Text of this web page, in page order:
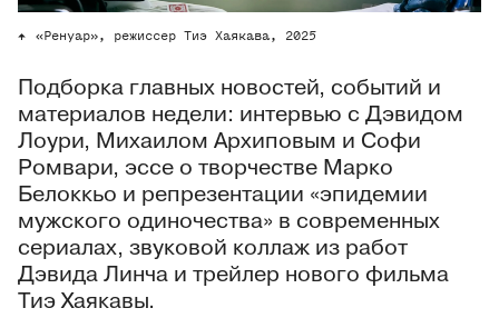
«Ренуар», режиссер Тиэ Хаякава, 2025
Подборка главных новостей, событий и
материалов недели: интервью с Дэвидом
Лоури, Михаилом Архиповым и Софи
Ромвари, эссе о творчестве Марко
Белоккьо и репрезентации «эпидемии
мужского одиночества» в современных
сериалах, звуковой коллаж из работ
Дэвида Линча и трейлер нового фильма
Тиэ Хаякавы.